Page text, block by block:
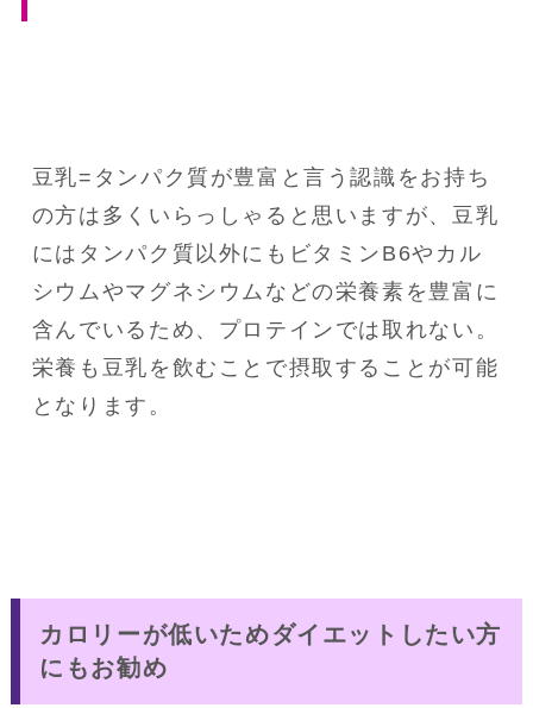
豆乳=タンパク質が豊富と言う認識をお持ち
の方は多くいらっしゃると思いますが、豆乳
にはタンパク質以外にもビタミンB6やカル
シウムやマグネシウムなどの栄養素を豊富に
含んでいるため、プロテインでは取れない。
栄養も豆乳を飲むことで摂取することが可能
となります。
カロリーが低いためダイエットしたい方
にもお勧め